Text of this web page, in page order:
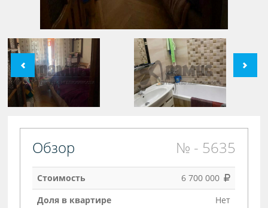
Обзор № - 5635
Стоимость
6 700 000
Доля в квартире
Нет